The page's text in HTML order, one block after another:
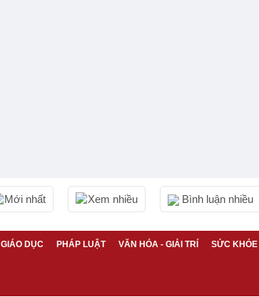
Mới nhất Xem nhiều Bình luận nhiều
GIÁO DỤC PHÁP LUẬT VĂN HÓA - GIẢI TRÍ SỨC KHỎE